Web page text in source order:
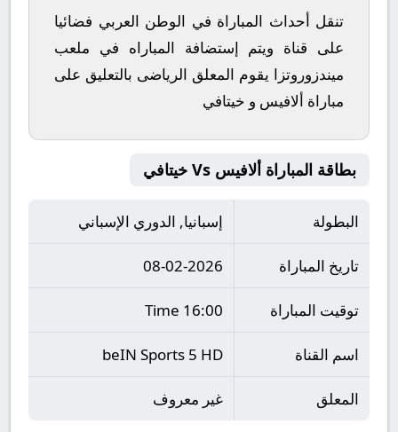
تنقل أحداث المباراة في الوطن العربي فضائيا
على قناة ويتم إستضافة المباراه في ملعب
ميندزوروتزا يقوم المعلق الرياضى بالتعليق على
مباراة ألافيس و خيتافي
بطاقة المباراة ألافيس Vs خيتافي
البطولة إسبانيا, الدوري الإسباني
تاريخ المباراة 08-02-2026
توقيت المباراة 16:00 Time
اسم القناة beIN Sports 5 HD
المعلق غير معروف